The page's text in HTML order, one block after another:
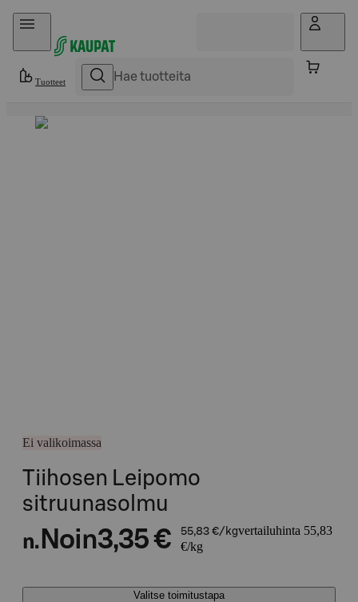
Hyppää sisältöön
Tuotteet
Ei valikoimassa
Tiihosen Leipomo
sitruunasolmu
n. Noin3,35 € 55,83 €/kgvertailuhinta 55,83
€/kg
Valitse toimitustapa